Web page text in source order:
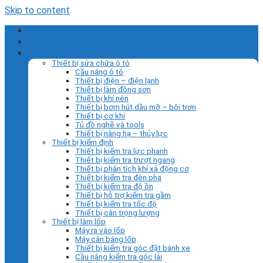
Skip to content
Thiết bị sửa chữa ô tô
Cầu nâng ô tô
Thiết bị điện – điện lạnh
Thiết bị làm đồng sơn
Thiết bị khí nén
Thiết bị bơm hút dầu mỡ – bôi trơn
Thiết bị cơ khí
Tủ đồ nghề và tools
Thiết bị nâng hạ – thủy lực
Thiết bị kiểm định
Thiết bị kiểm tra lực phanh
Thiết bị kiểm tra trượt ngang
Thiết bị phân tích khí xả động cơ
Thiết bị kiểm tra đèn pha
Thiết bị kiểm tra độ ồn
Thiết bị hỗ trợ kiểm tra gầm
Thiết bị kiểm tra tốc độ
Thiết bị cân trọng lượng
Thiết bị làm lốp
Máy ra vào lốp
Máy cân bằng lốp
Thiết bị kiểm tra góc đặt bánh xe
Cầu nâng kiểm tra góc lái